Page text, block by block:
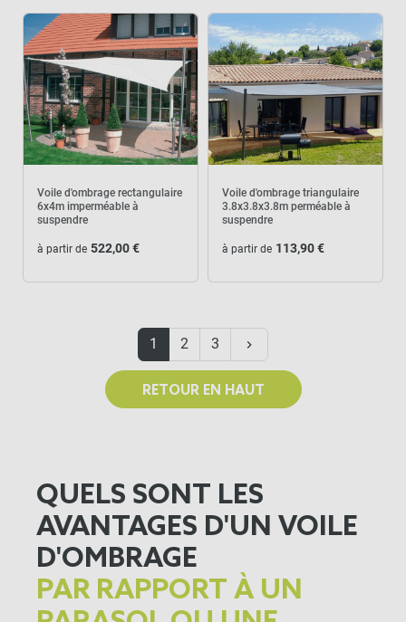
Voile d'ombrage rectangulaire
6x4m imperméable à
suspendre
à partir de 522,00 €
Voile d'ombrage triangulaire
3.8x3.8x3.8m perméable à
suspendre
à partir de 113,90 €
1 2 3 keyboard_arrow_right
RETOUR EN HAUT
QUELS SONT LES
AVANTAGES D'UN VOILE
D'OMBRAGE
PAR RAPPORT À UN